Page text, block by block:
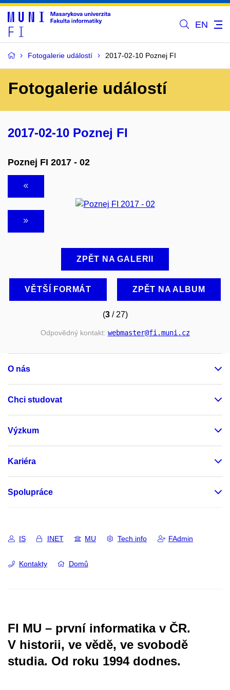
EN
Fotogalerie událostí 2017-02-10 Poznej FI
Fotogalerie událostí
2017-02-10 Poznej FI
Poznej FI 2017 - 02
ZPĚT NA GALERII
VĚTŠÍ FORMÁT ZPĚT NA ALBUM
(3/ 27)
Odpovědný kontakt: webmaster@fi.muni.cz
O nás
Chci studovat
Výzkum
Kariéra
Spolupráce
IS INET MU Tech info FAdmin
Kontakty Domů
FI MU – první informatika v ČR.
V historii, ve vědě, ve svobodě
studia. Od roku 1994 dodnes.